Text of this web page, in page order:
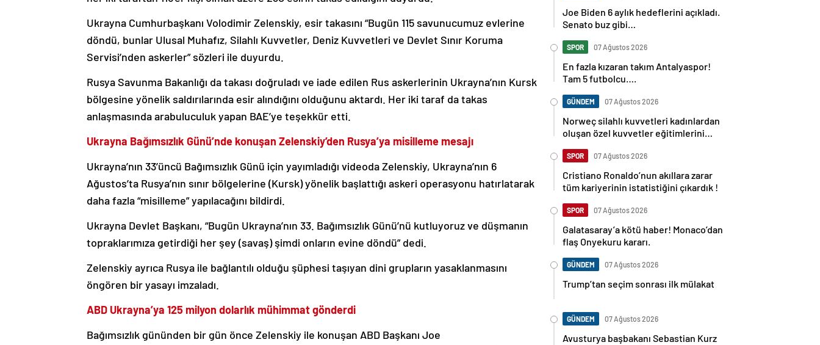
Ukrayna Cumhurbaşkanı Volodimir Zelenskiy, esir takasını “Bugün 115 savunucumuz evlerine
döndü, bunlar Ulusal Muhafız, Silahlı Kuvvetler, Deniz Kuvvetleri ve Devlet Sınır Koruma
Servisi’nden askerler” sözleri ile duyurdu.
Rusya Savunma Bakanlığı da takası doğruladı ve iade edilen Rus askerlerinin Ukrayna’nın Kursk
bölgesine yönelik saldırılarında esir alındığını olduğunu aktardı. Her iki taraf da takas
anlaşmasında arabuluculuk yapan BAE’ye teşekkür etti.
Ukrayna Bağımsızlık Günü’nde konuşan Zelenskiy’den Rusya’ya misilleme mesajı
Ukrayna’nın 33’üncü Bağımsızlık Günü için yayımladığı videoda Zelenskiy, Ukrayna’nın 6
Ağustos’ta Rusya’nın sınır bölgelerine (Kursk) yönelik başlattığı askeri operasyonu hatırlatarak
daha fazla “misilleme” yapılacağını bildirdi.
Ukrayna Devlet Başkanı, “Bugün Ukrayna’nın 33. Bağımsızlık Günü’nü kutluyoruz ve düşmanın
topraklarımıza getirdiği her şey (savaş) şimdi onların evine döndü” dedi.
Zelenskiy ayrıca Rusya ile bağlantılı olduğu şüphesi taşıyan dini grupların yasaklanmasını
öngören bir yasayı imzaladı.
ABD Ukrayna’ya 125 milyon dolarlık mühimmat gönderdi
Bağımsızlık gününden bir gün önce Zelenskiy ile konuşan ABD Başkanı Joe
Joe Biden 6 aylık hedeflerini açıkladı.
Senato buz gibi…
SPOR 07 Ağustos 2026
En fazla kızaran takım Antalyaspor!
Tam 5 futbolcu….
GÜNDEM 07 Ağustos 2026
Norweç silahlı kuvvetleri kadınlardan
oluşan özel kuvvetler eğitimlerini
SPOR 07 Ağustos 2026
Cristiano Ronaldo’nun akıllara zarar
tüm kariyerinin istatistiğini çıkardık !
SPOR 07 Ağustos 2026
Galatasaray’a kötü haber! Monaco’dan
flaş Onyekuru kararı.
GÜNDEM 07 Ağustos 2026
Trump’tan seçim sonrası ilk mülakat
GÜNDEM 07 Ağustos 2026
Avusturya başbakanı Sebastian Kurz